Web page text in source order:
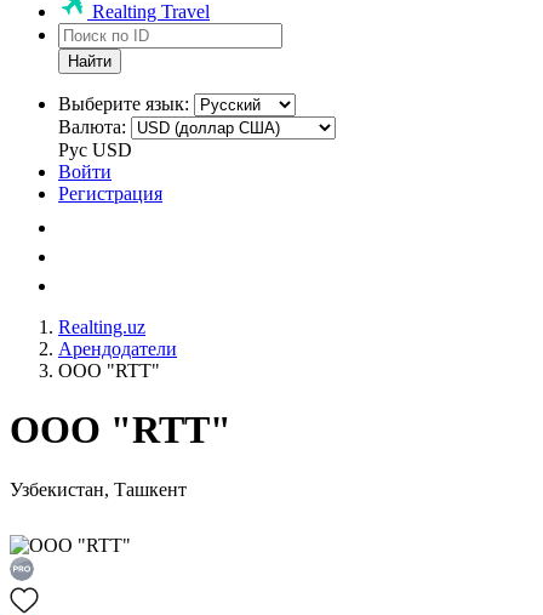
Realting Travel
Найти
Выберите язык:
Валюта:
Рус USD
Войти
Регистрация
Realting.uz
Арендодатели
ООО "RTT"
ООО "RTT"
Узбекистан, Ташкент